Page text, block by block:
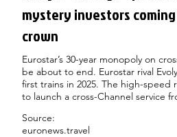
mystery investors
crown
Eurostar’s 30-year monopoly on
be about to end. Eurostar rival
first trains in 2025. The high-speed
to launch a cross-Channel service
euronews.travel
Source: